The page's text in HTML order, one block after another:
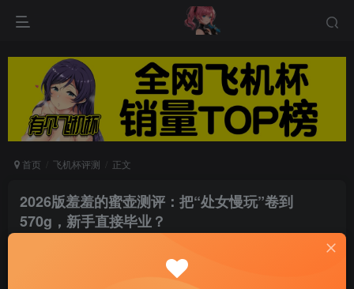
首页 飞机杯评测 正文
2026版羞羞的蜜壶测评：把“处女慢玩”卷到
570g，新手直接毕业？